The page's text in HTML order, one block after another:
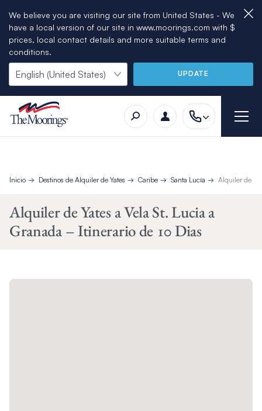
We believe you are visiting our site from United States - We
have a local version of our site in www.moorings.com with $
prices, local contact details and more suitable terms and
conditions.
UPDATE
Inicio Destinos de Alquiler de Yates Caribe Santa Lucía Alquiler de
Alquiler de Yates a Vela St. Lucia a
Granada – Itinerario de 10 Dias